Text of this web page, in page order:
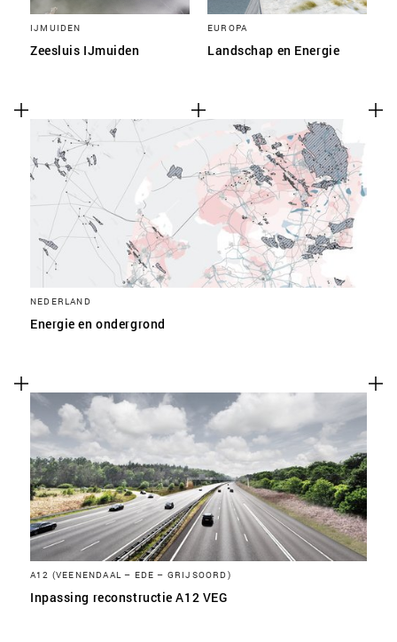
IJMUIDEN
Zeesluis IJmuiden
EUROPA
Landschap en Energie
NEDERLAND
Energie en ondergrond
A12 (VEENENDAAL – EDE – GRIJSOORD)
Inpassing reconstructie A12 VEG